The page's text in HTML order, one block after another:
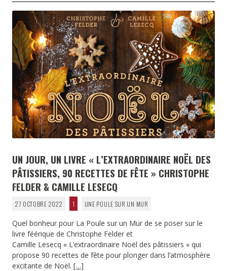
UN JOUR, UN LIVRE « L’EXTRAORDINAIRE NOËL DES
PÂTISSIERS, 90 RECETTES DE FÊTE » CHRISTOPHE
FELDER & CAMILLE LESECQ
27 OCTOBRE 2022 1 UNE POULE SUR UN MUR
Quel bonheur pour La Poule sur un Mur de se poser sur le
livre féérique de Christophe Felder et
Camille Lesecq « L’extraordinaire Noël des pâtissiers » qui
propose 90 recettes de fête pour plonger dans l’atmosphère
excitante de Noël. […]